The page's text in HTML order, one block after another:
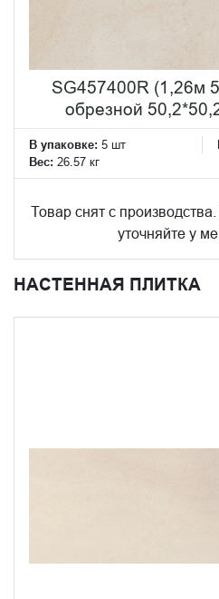
SG457400R (1,26м
обрезной
В упаковке: 5 шт
Вес: 26.57 кг
Товар снят с
уточняйте у
НАСТЕННАЯ ПЛИТКА